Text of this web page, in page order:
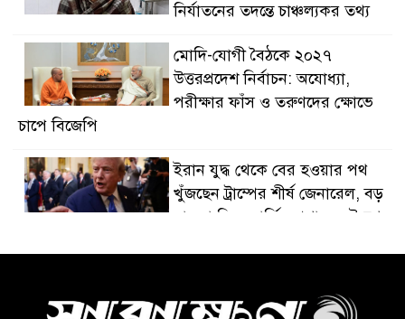
নির্যাতনের তদন্তে চাঞ্চল্যকর তথ্য
মোদি-যোগী বৈঠকে ২০২৭
উত্তরপ্রদেশ নির্বাচন: অযোধ্যা,
পরীক্ষার ফাঁস ও তরুণদের ক্ষোভে
চাপে বিজেপি
ইরান যুদ্ধ থেকে বের হওয়ার পথ
খুঁজছেন ট্রাম্পের শীর্ষ জেনারেল, বড়
হামলা নিয়ে মার্কিন প্রশাসনে উদ্বেগ
চূড়ান্তের পথে